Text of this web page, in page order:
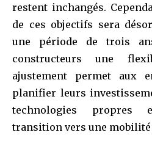
restent inchangés.
de ces objectifs sera
une période de trois
constructeurs une
ajustement permet aux
planifier leurs
technologies propres
transition vers une mobilité